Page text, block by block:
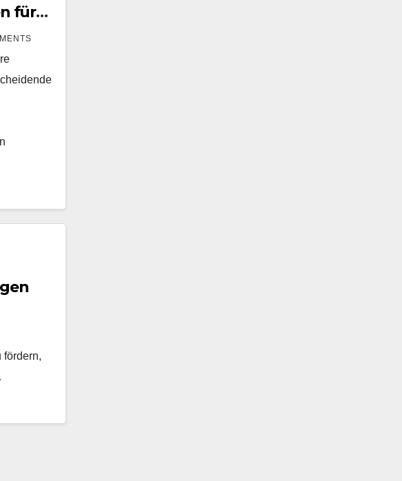
für
fördern,